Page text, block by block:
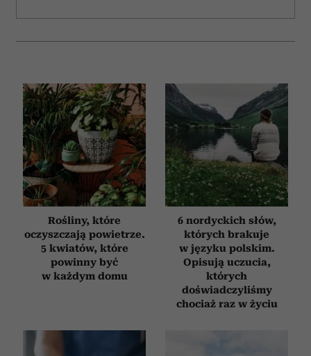
Rośliny, które
oczyszczają powietrze.
5 kwiatów, które
powinny być
w każdym domu
6 nordyckich słów,
których brakuje
w języku polskim.
Opisują uczucia,
których
doświadczyliśmy
chociaż raz w życiu